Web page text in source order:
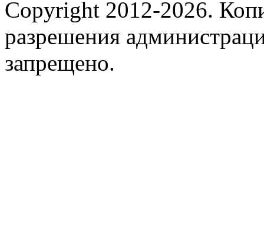
Copyright 2012-2026.
разрешения
запрещено.